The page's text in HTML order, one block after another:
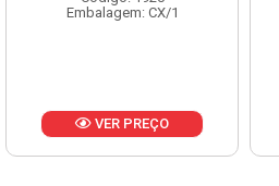
Embalagem: CX/1
VER PREÇO